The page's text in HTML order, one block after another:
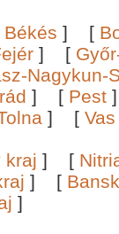
Békés ] [
] [
Nagykun-
] [ Pest
] [ Vas
kraj ] [
] [
]